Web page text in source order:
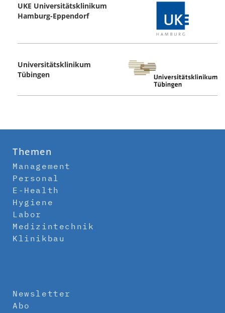
UKE Universitätsklinikum
Hamburg-Eppendorf
Universitätsklinikum
Tübingen
Themen
Management
Personal
E-Health
Hygiene
Labor
Medizintechnik
Klinikbau
Newsletter
Abo